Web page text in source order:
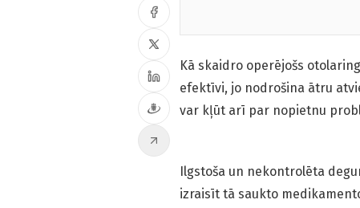
Kā skaidro operējošs
efektīvi, jo nodrošina ātru
var kļūt arī par nopietnu
Ilgstoša un nekontrolēta
izraisīt tā saukto